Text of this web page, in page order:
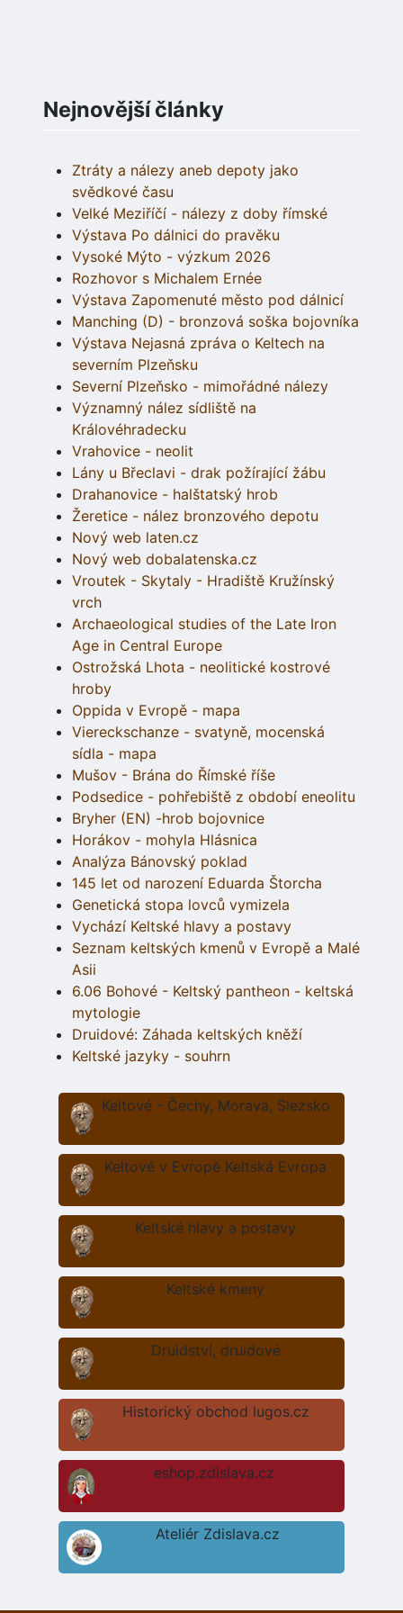
Nejnovější články
Ztráty a nálezy aneb depoty jako
svědkové času
Velké Meziříčí - nálezy z doby římské
Výstava Po dálnici do pravěku
Vysoké Mýto - výzkum 2026
Rozhovor s Michalem Ernée
Výstava Zapomenuté město pod dálnicí
Manching (D) - bronzová soška bojovníka
Výstava Nejasná zpráva o Keltech na
severním Plzeňsku
Severní Plzeňsko - mimořádné nálezy
Významný nález sídliště na
Královéhradecku
Vrahovice - neolit
Lány u Břeclavi - drak požírající žábu
Drahanovice - halštatský hrob
Žeretice - nález bronzového depotu
Nový web laten.cz
Nový web dobalatenska.cz
Vroutek - Skytaly - Hradiště Kružínský
vrch
Archaeological studies of the Late Iron
Age in Central Europe
Ostrožská Lhota - neolitické kostrové
hroby
Oppida v Evropě - mapa
Viereckschanze - svatyně, mocenská
sídla - mapa
Mušov - Brána do Římské říše
Podsedice - pohřebiště z období eneolitu
Bryher (EN) -hrob bojovnice
Horákov - mohyla Hlásnica
Analýza Bánovský poklad
145 let od narození Eduarda Štorcha
Genetická stopa lovců vymizela
Vychází Keltské hlavy a postavy
Seznam keltských kmenů v Evropě a Malé
Asii
6.06 Bohové - Keltský pantheon - keltská
mytologie
Druidové: Záhada keltských kněží
Keltské jazyky - souhrn
Keltové - Čechy, Morava, Slezsko
Keltové v Evropě Keltská Evropa
Keltské hlavy a postavy
Keltské kmeny
Druidství, druidové
Historický obchod lugos.cz
eshop.zdislava.cz
Ateliér Zdislava.cz